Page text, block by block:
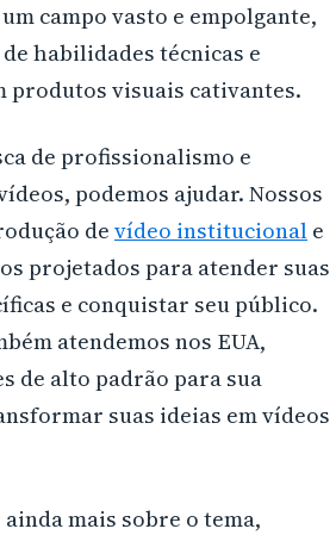
campo vasto e empolgante,
habilidades técnicas e
produtos visuais cativantes.
de profissionalismo e
podemos ajudar. Nossos
de vídeo institucional e
projetados para atender suas
e conquistar seu público.
atendemos nos EUA,
de alto padrão para sua
suas ideias em vídeos
mais sobre o tema,